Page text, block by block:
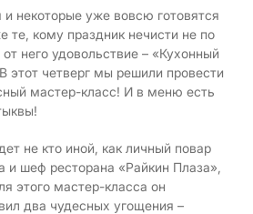
и некоторые уже вовсю готовятся
те, кому праздник нечисти не по
него удовольствие – «Кухонный
этот четверг мы решили провести
мастер-класс! И в меню есть
не кто иной, как личный повар
и шеф ресторана «Райкин Плаза»,
этого мастер-класса он
два чудесных угощения –